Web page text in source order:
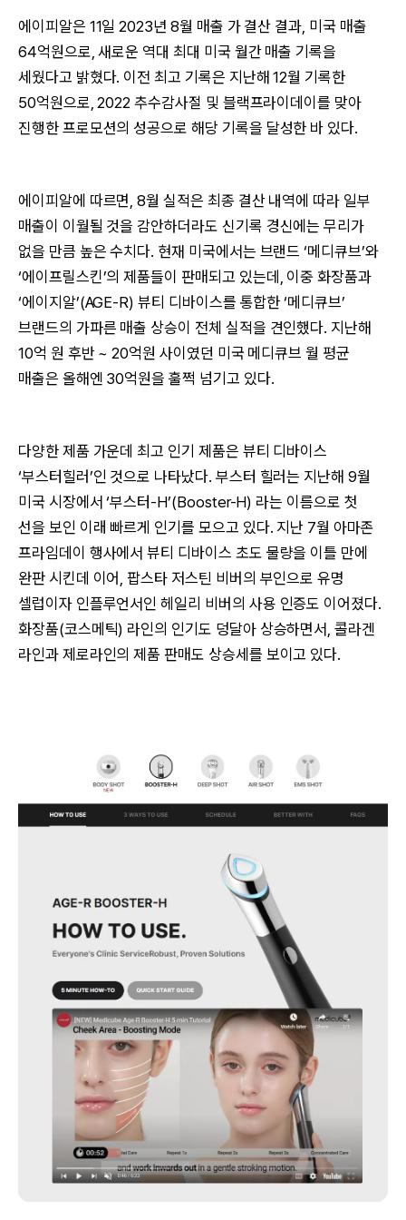
에이피알은 11일 2023년 8월 매출 가 결산 결과, 미국 매출
64억원으로, 새로운 역대 최대 미국 월간 매출 기록을
세웠다고 밝혔다. 이전 최고 기록은 지난해 12월 기록한
50억원으로, 2022 추수감사절 및 블랙프라이데이를 맞아
진행한 프로모션의 성공으로 해당 기록을 달성한 바 있다.
에이피알에 따르면, 8월 실적은 최종 결산 내역에 따라 일부
매출이 이월될 것을 감안하더라도 신기록 경신에는 무리가
없을 만큼 높은 수치다. 현재 미국에서는 브랜드 ‘메디큐브’와
‘에이프릴스킨’의 제품들이 판매되고 있는데, 이중 화장품과
‘에이지알’(AGE-R) 뷰티 디바이스를 통합한 ‘메디큐브’
브랜드의 가파른 매출 상승이 전체 실적을 견인했다. 지난해
10억 원 후반 ~ 20억원 사이였던 미국 메디큐브 월 평균
매출은 올해엔 30억원을 훌쩍 넘기고 있다.
다양한 제품 가운데 최고 인기 제품은 뷰티 디바이스
‘부스터힐러’인 것으로 나타났다. 부스터 힐러는 지난해 9월
미국 시장에서 ‘부스터-H’(Booster-H) 라는 이름으로 첫
선을 보인 이래 빠르게 인기를 모으고 있다. 지난 7월 아마존
프라임데이 행사에서 뷰티 디바이스 초도 물량을 이틀 만에
완판 시킨데 이어, 팝스타 저스틴 비버의 부인으로 유명
셀럽이자 인플루언서인 헤일리 비버의 사용 인증도 이어졌다.
화장품(코스메틱) 라인의 인기도 덩달아 상승하면서, 콜라겐
라인과 제로라인의 제품 판매도 상승세를 보이고 있다.